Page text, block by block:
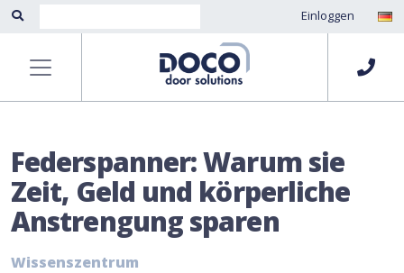
Einloggen
Federspanner: Warum sie
Zeit, Geld und körperliche
Anstrengung sparen
Wissenszentrum